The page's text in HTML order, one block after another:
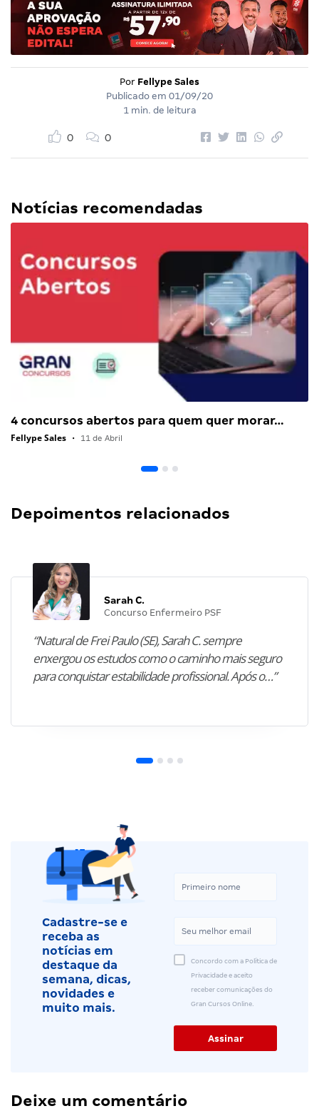
Por Fellype Sales
Publicado em 01/09/20
1 min. de leitura
0 0
Notícias recomendadas
4 concursos abertos para quem quer morar…
Fellype Sales • 11 de Abril
Depoimentos relacionados
Sarah C.
Concurso Enfermeiro PSF
“Natural de Frei Paulo (SE), Sarah C. sempre
enxergou os estudos como o caminho mais seguro
para conquistar estabilidade profissional. Após o…”
Cadastre-se e
receba as
notícias em
destaque da
semana, dicas,
novidades e
muito mais.
Concordo com a Política de
Privacidade e aceito
receber comunicações do
Gran Cursos Online.
Deixe um comentário